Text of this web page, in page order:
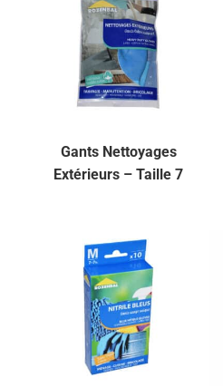
Gants Nettoyages
Extérieurs – Taille 7